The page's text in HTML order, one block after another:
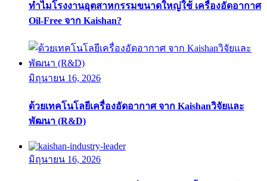
ทำไมโรงงานอุตสาหกรรมขนาดใหญ่ใช้ เครื่องอัดอากาศ
Oil-Free จาก Kaishan?
มิถุนายน 16, 2026
ด้วยเทคโนโลยีเครื่องอัดอากาศ จาก Kaishanวิจัยและ
พัฒนา (R&D)
มิถุนายน 16, 2026